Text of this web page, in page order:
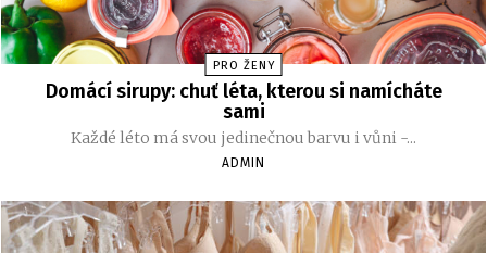
PRO ŽENY
Domácí sirupy: chuť léta, kterou si namícháte
sami
Každé léto má svou jedinečnou barvu i vůni -...
ADMIN